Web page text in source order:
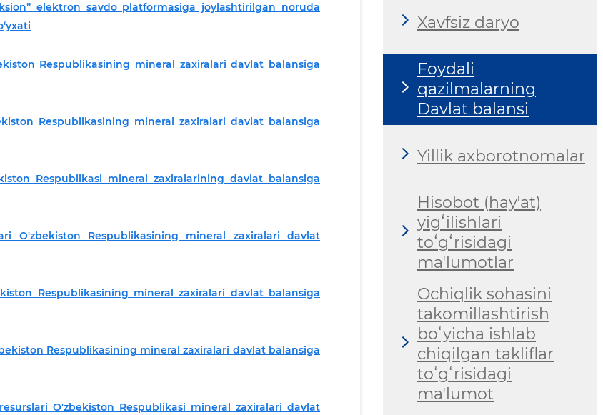
elektron savdo platformasiga joylashtirilgan noruda
Respublikasining mineral zaxiralari davlat balansiga
Respublikasining mineral zaxiralari davlat balansiga
Respublikasi mineral zaxiralarining davlat balansiga
O'zbekiston Respublikasining mineral zaxiralari davlat
Respublikasining mineral zaxiralari davlat balansiga
Respublikasining mineral zaxiralari davlat balansiga
O'zbekiston Respublikasi mineral zaxiralari davlat
Xavfsiz daryo
Foydali
qazilmalarning
Davlat balansi
Yillik axborotnomalar
Hisobot (hayʼat)
yigʻilishlari
toʻgʻrisidagi
maʼlumotlar
Ochiqlik sohasini
takomillashtirish
boʻyicha ishlab
chiqilgan takliflar
toʻgʻrisidagi
maʼlumot